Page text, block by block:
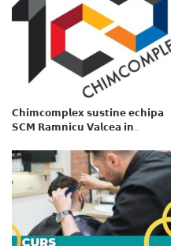
𝗖𝗵𝗶𝗺𝗰𝗼𝗺𝗽𝗹𝗲𝘅 𝘀𝘂𝘀𝘁𝗶𝗻𝗲 𝗲𝗰𝗵𝗶𝗽𝗮
𝗦𝗖𝗠 𝗥𝗮𝗺𝗻𝗶𝗰𝘂 𝗩𝗮𝗹𝗰𝗲𝗮 𝗶𝗻
𝗳𝗶𝗻𝗮𝗻𝘁𝗮𝘁𝗼𝗿